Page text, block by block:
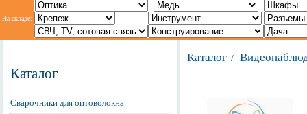
На складе:
Каталог
Сварочники для оптоволокна
Каталог /